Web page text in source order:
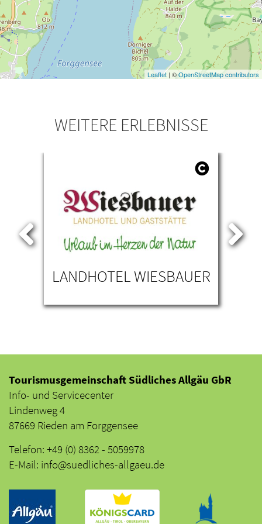
Leaflet | ©OpenStreetMap contributors
WEITERE ERLEBNISSE
LANDHOTEL WIESBAUER
Tourismusgemeinschaft Südliches Allgäu GbR
Info- und Servicecenter
Lindenweg 4
87669 Rieden am Forggensee
Telefon: +49 (0) 8362 - 5059978
E-Mail: info@suedliches-allgaeu.de